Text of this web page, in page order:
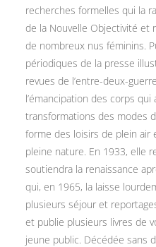
recherches formelles qui la
de la Nouvelle Objectivité et
de nombreux nus féminins.
périodiques de la presse
revues de l’entre-deux-
l’émancipation des corps
transformations des modes
forme des loisirs de plein
pleine nature. En 1933, elle
soutiendra la renaissance
qui, en 1965, la laisse
plusieurs séjour et
et publie plusieurs livres de
jeune public. Décédée sans